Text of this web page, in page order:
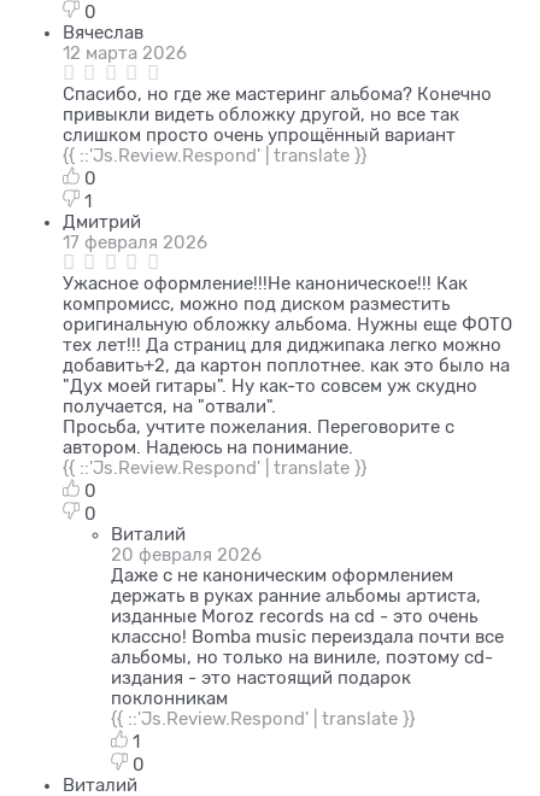
0
Вячеслав
12 марта 2026
Спасибо, но где же мастеринг альбома? Конечно
привыкли видеть обложку другой, но все так
слишком просто очень упрощённый вариант
{{ ::'Js.Review.Respond' | translate }}
0
1
Дмитрий
17 февраля 2026
Ужасное оформление!!!Не каноническое!!! Как
компромисс, можно под диском разместить
оригинальную обложку альбома. Нужны еще ФОТО
тех лет!!! Да страниц для диджипака легко можно
добавить+2, да картон поплотнее. как это было на
"Дух моей гитары". Ну как-то совсем уж скудно
получается, на "отвали".
Просьба, учтите пожелания. Переговорите с
автором. Надеюсь на понимание.
{{ ::'Js.Review.Respond' | translate }}
0
0
Виталий
20 февраля 2026
Даже с не каноническим оформлением
держать в руках ранние альбомы артиста,
изданные Moroz records на cd - это очень
классно! Bomba music переиздала почти все
альбомы, но только на виниле, поэтому cd-
издания - это настоящий подарок
поклонникам
{{ ::'Js.Review.Respond' | translate }}
1
0
Виталий